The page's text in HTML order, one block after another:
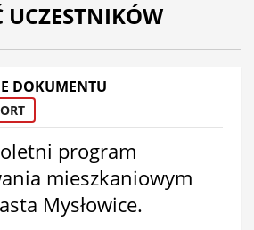
UCZESTNIKÓW
DOKUMENTU
program
mieszkaniowym
Mysłowice.